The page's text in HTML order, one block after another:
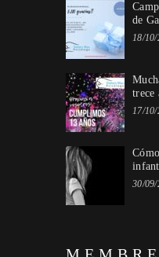
de
18/10/
trece
17/10/
30/09/